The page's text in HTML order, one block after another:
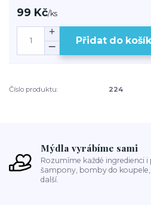
99 Kč/ks
Přidat do
Číslo produktu: 224
Mýdla vyrábíme sami
Rozumíme každé ingredienci
šampony, bomby do koupele,
další.